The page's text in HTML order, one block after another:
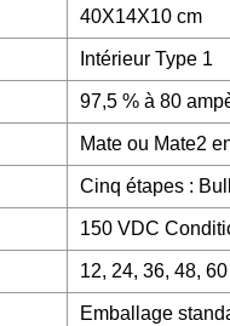
40X14X10 cm
Intérieur Type 1
97,5 % à 80
Mate ou Mate2
Cinq étapes :
150 VDC
12, 24, 36, 48,
Emballage